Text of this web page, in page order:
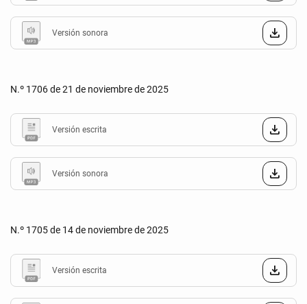
Versión sonora
N.º 1706 de 21 de noviembre de 2025
Versión escrita
Versión sonora
N.º 1705 de 14 de noviembre de 2025
Versión escrita